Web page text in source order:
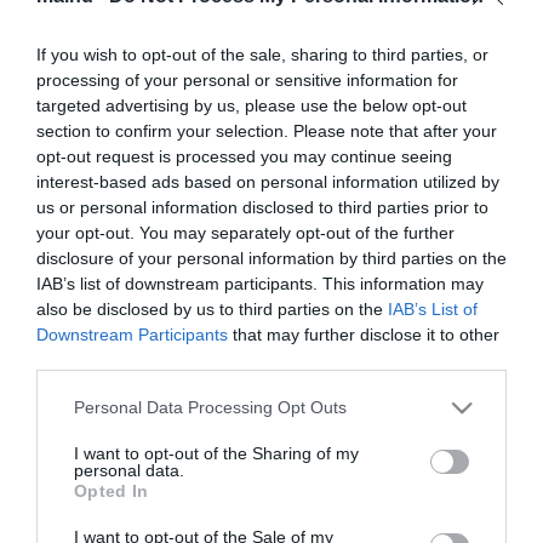
If you wish to opt-out of the sale, sharing to third parties, or
processing of your personal or sensitive information for
targeted advertising by us, please use the below opt-out
section to confirm your selection. Please note that after your
opt-out request is processed you may continue seeing
interest-based ads based on personal information utilized by
us or personal information disclosed to third parties prior to
your opt-out. You may separately opt-out of the further
disclosure of your personal information by third parties on the
IAB’s list of downstream participants. This information may
also be disclosed by us to third parties on the IAB’s List of
Downstream Participants that may further disclose it to other
Please note that this website/app uses one or more Google
not limited to your visit or usage behaviour. You may click to
grant or deny consent to Google and its third-party tags to
use your data for below specified purposes in below Google
consent section.
Personal Data Processing Opt Outs
I want to opt-out of the Sharing of my
personal data.
Opted In
I want to opt-out of the Sale of my
6:48
Magyar Péter: átfogó energiafejlesztési tervet fogadott el a
kormány
20:46 Kenyában bezzeg minden zöldebb
18:37
Második világháborús német katonai motorkerékpár
bukkant elő a Dunából
16:12
A Tisza-frakció kezdeményezte, hogy jövő kedden legyen
az államfőválasztás
14:02
Szomjazó gólyának adott inni egy férfi Tiszakécskénél -
megható pillanatot rögzített a kamera
Megható felvétel: elpusztult borját vitte magával egy
delfinanya
top cikkek:
Nem is olyan egészséges a népszerű banán?